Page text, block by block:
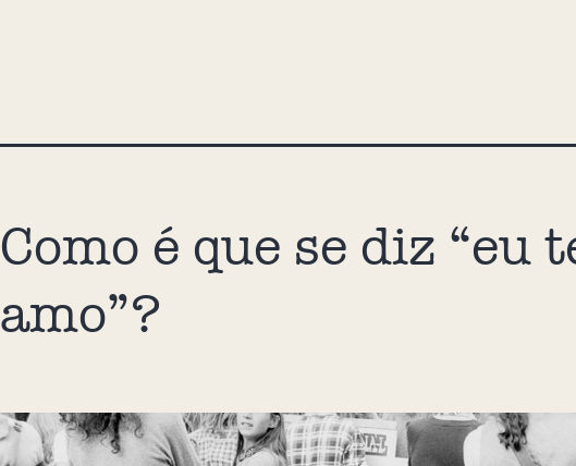
Como é que se diz “eu
amo”?